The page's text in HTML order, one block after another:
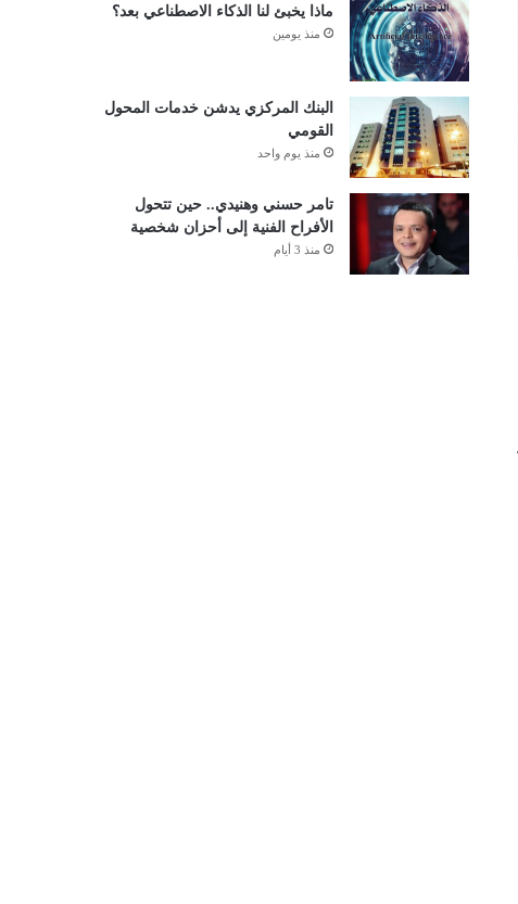
ماذا يخبئ لنا الذكاء الاصطناعي بعد؟
منذ يومين
البنك المركزي يدشن خدمات المحول
القومي
منذ يوم واحد
تامر حسني وهنيدي.. حين تتحول
الأفراح الفنية إلى أحزان شخصية
منذ 3 أيام